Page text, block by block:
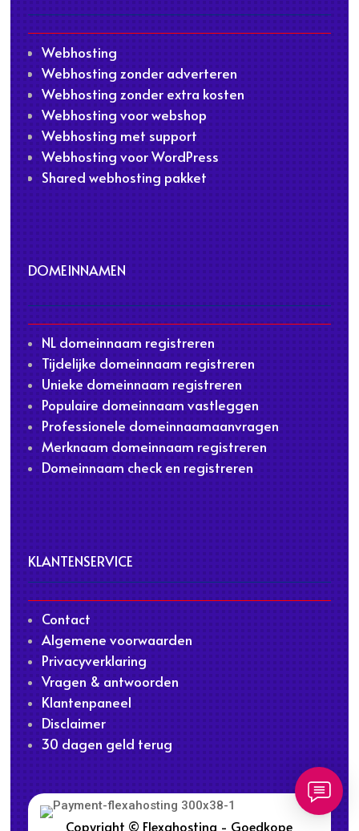
Webhosting
Webhosting zonder adverteren
Webhosting zonder extra kosten
Webhosting voor webshop
Webhosting met support
Webhosting voor WordPress
Shared webhosting pakket
DOMEINNAMEN
NL domeinnaam registreren
Tijdelijke domeinnaam registreren
Unieke domeinnaam registreren
Populaire domeinnaam vastleggen
Professionele domeinnaamaanvragen
Merknaam domeinnaam registreren
Domeinnaam check en registreren
KLANTENSERVICE
Contact
Algemene voorwaarden
Privacyverklaring
Vragen & antwoorden
Klantenpaneel
Disclaimer
30 dagen geld terug
Copyright © Flexahosting - Goedkope